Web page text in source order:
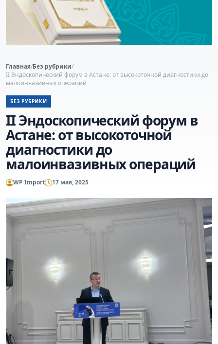
Главная/Без рубрики/
II Эндоскопический форум в Астане: от высокоточной диагностики до
малоинвазивных операций
БЕЗ РУБРИКИ
II Эндоскопический форум в
Астане: от высокоточной
диагностики до
малоинвазивных операций
WP Import 17 мая, 2025